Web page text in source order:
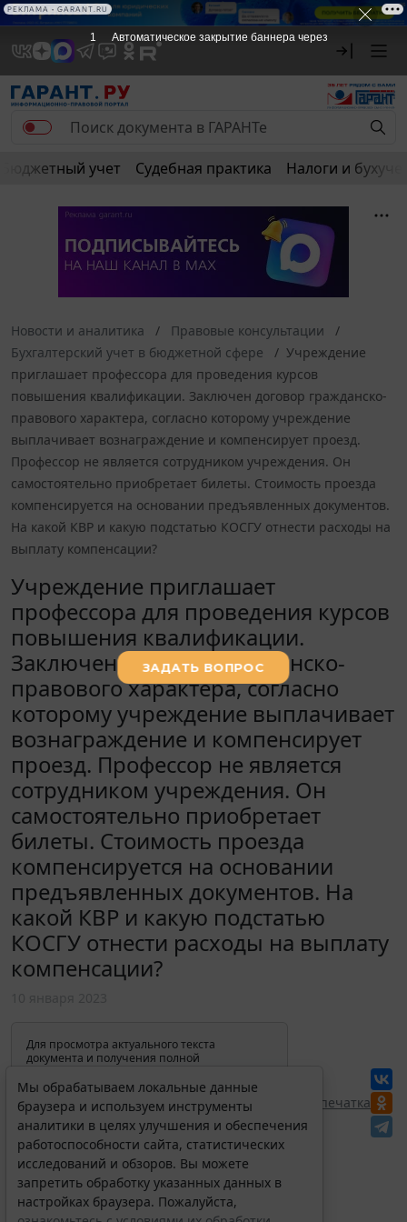
Бюджетный учет Судебная практика Налоги и
Новости и аналитика
Правовые консультации
Бухгалтерский учет в бюджетной сфере
Учреждение
приглашает профессора для проведения курсов
повышения квалификации. Заключен договор гражданско-
правового характера, согласно которому учреждение
выплачивает вознаграждение и компенсирует проезд.
Профессор не является сотрудником учреждения. Он
самостоятельно приобретает билеты. Стоимость проезда
компенсируется на основании предъявленных документов.
На какой КВР и какую подстатью КОСГУ отнести расходы на
выплату компенсации?
Учреждение приглашает
профессора для проведения курсов
повышения квалификации.
Заключен договор гражданско-
правового характера, согласно
которому учреждение выплачивает
вознаграждение и компенсирует
проезд. Профессор не является
сотрудником учреждения. Он
самостоятельно приобретает
билеты. Стоимость проезда
компенсируется на основании
предъявленных документов. На
какой КВР и какую подстатью
КОСГУ отнести расходы на выплату
компенсации?
Для просмотра актуального текста
документа и получения полной
изменениях и порядке применения
документа, воспользуйтесь поиском в
Интернет-версии системы ГАРАНТ:
Перепечатка
Мы обрабатываем локальные данные
браузера и используем инструменты
аналитики в целях улучшения и обеспечения
работоспособности сайта, статистических
исследований и обзоров. Вы можете
запретить обработку указанных данных в
настройках браузера. Пожалуйста,
1 Автоматическое закрытие баннера через
РЕКЛАМА • GARANT.RU